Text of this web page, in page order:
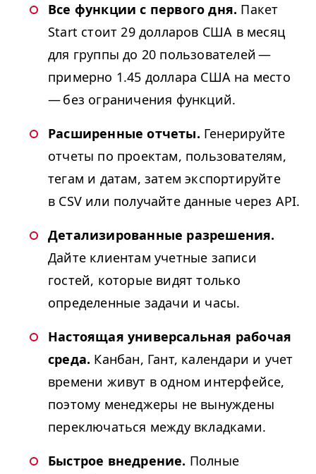
Все функции с первого дня. Пакет
Start стоит 29 долларов США в месяц
для группы до 20 пользователей —
примерно 1.45 доллара США на место
— без ограничения функций.
Расширенные отчеты. Генерируйте
отчеты по проектам, пользователям,
тегам и датам, затем экспортируйте
в CSV или получайте данные через API.
Детализированные разрешения.
Дайте клиентам учетные записи
гостей, которые видят только
определенные задачи и часы.
Настоящая универсальная рабочая
среда. Канбан, Гант, календари и учет
времени живут в одном интерфейсе,
поэтому менеджеры не вынуждены
переключаться между вкладками.
Быстрое внедрение. Полные